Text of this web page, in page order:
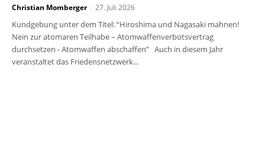
Christian Momberger - 27. Juli 2026
Kundgebung unter dem Titel: “Hiroshima und Nagasaki mahnen!
Nein zur atomaren Teilhabe – Atomwaffenverbotsvertrag
durchsetzen - Atomwaffen abschaffen” Auch in diesem Jahr
veranstaltet das Friedensnetzwerk...